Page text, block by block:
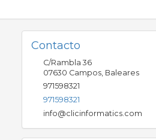
Contacto
C/Rambla 36
07630 Campos, Baleares
971598321
971598321
info@clicinformatics.com